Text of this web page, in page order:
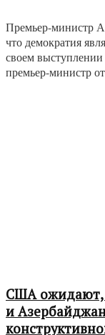
Премьер-министр
что демократия
своем
премьер-министр
США ожидают,
и